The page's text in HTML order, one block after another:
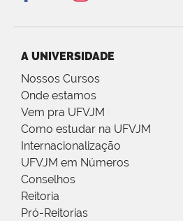
A UNIVERSIDADE
Nossos Cursos
Onde estamos
Vem pra UFVJM
Como estudar na UFVJM
Internacionalização
UFVJM em Números
Conselhos
Reitoria
Pró-Reitorias